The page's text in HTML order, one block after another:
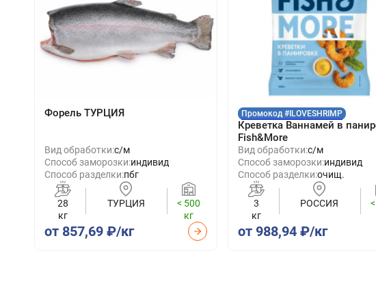
Форель ТУРЦИЯ
Вид обработки:с/м
Способ заморозки:индивид
Способ разделки:пбг
28
кг
ТУРЦИЯ
< 500
кг
от 857,69 ₽/кг
Промокод #ILOVESHRIMP
Креветка Ваннамей в
Fish&More
Вид обработки:с/м
Способ заморозки:индивид
Способ разделки:очищ.
3
кг
РОССИЯ
от 988,94 ₽/кг